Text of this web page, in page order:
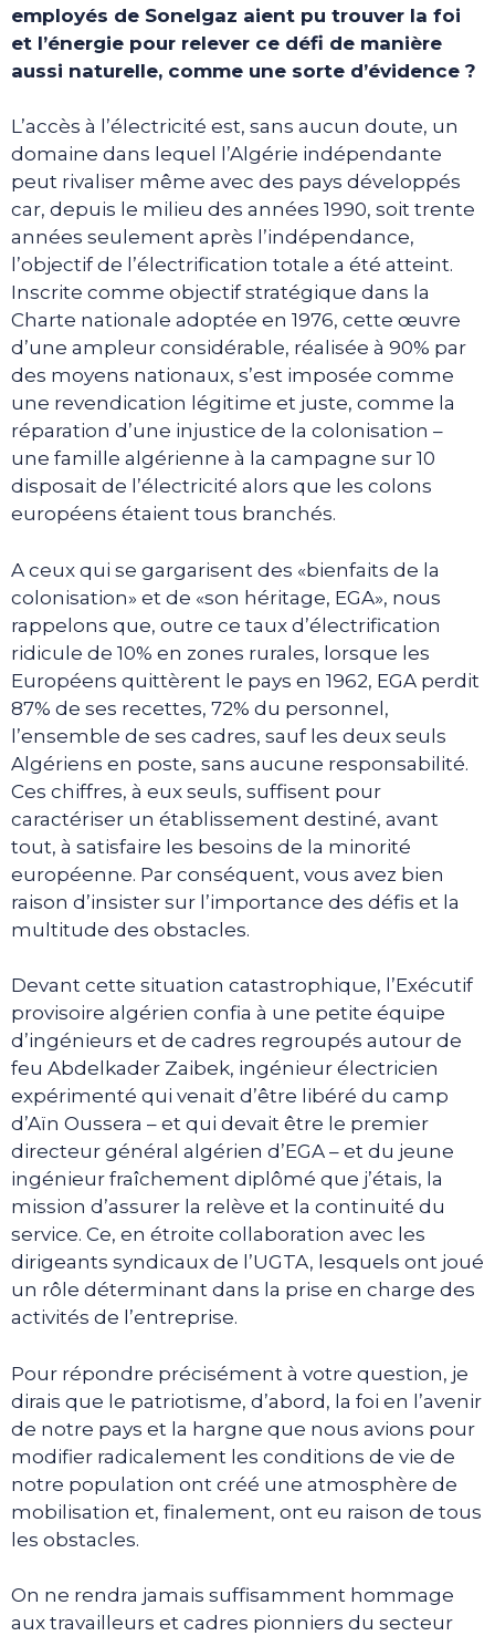
employés de Sonelgaz aient pu trouver la foi
et l’énergie pour relever ce défi de manière
aussi naturelle, comme une sorte d’évidence ?
L’accès à l’électricité est, sans aucun doute, un
domaine dans lequel l’Algérie indépendante
peut rivaliser même avec des pays développés
car, depuis le milieu des années 1990, soit trente
années seulement après l’indépendance,
l’objectif de l’électrification totale a été atteint.
Inscrite comme objectif stratégique dans la
Charte nationale adoptée en 1976, cette œuvre
d’une ampleur considérable, réalisée à 90% par
des moyens nationaux, s’est imposée comme
une revendication légitime et juste, comme la
réparation d’une injustice de la colonisation –
une famille algérienne à la campagne sur 10
disposait de l’électricité alors que les colons
européens étaient tous branchés.
A ceux qui se gargarisent des «bienfaits de la
colonisation» et de «son héritage, EGA», nous
rappelons que, outre ce taux d’électrification
ridicule de 10% en zones rurales, lorsque les
Européens quittèrent le pays en 1962, EGA perdit
87% de ses recettes, 72% du personnel,
l’ensemble de ses cadres, sauf les deux seuls
Algériens en poste, sans aucune responsabilité.
Ces chiffres, à eux seuls, suffisent pour
caractériser un établissement destiné, avant
tout, à satisfaire les besoins de la minorité
européenne. Par conséquent, vous avez bien
raison d’insister sur l’importance des défis et la
multitude des obstacles.
Devant cette situation catastrophique, l’Exécutif
provisoire algérien confia à une petite équipe
d’ingénieurs et de cadres regroupés autour de
feu Abdelkader Zaibek, ingénieur électricien
expérimenté qui venait d’être libéré du camp
d’Aïn Oussera – et qui devait être le premier
directeur général algérien d’EGA – et du jeune
ingénieur fraîchement diplômé que j’étais, la
mission d’assurer la relève et la continuité du
service. Ce, en étroite collaboration avec les
dirigeants syndicaux de l’UGTA, lesquels ont joué
un rôle déterminant dans la prise en charge des
activités de l’entreprise.
Pour répondre précisément à votre question, je
dirais que le patriotisme, d’abord, la foi en l’avenir
de notre pays et la hargne que nous avions pour
modifier radicalement les conditions de vie de
notre population ont créé une atmosphère de
mobilisation et, finalement, ont eu raison de tous
les obstacles.
On ne rendra jamais suffisamment hommage
aux travailleurs et cadres pionniers du secteur